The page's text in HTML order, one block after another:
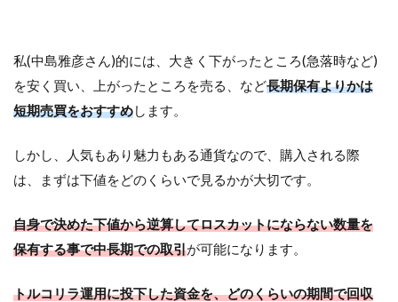
私(中島雅彦さん)的には、大きく下がったところ(急落時など)
を安く買い、上がったところを売る、など長期保有よりかは
短期売買をおすすめします。
しかし、人気もあり魅力もある通貨なので、購入される際
は、まずは下値をどのくらいで見るかが大切です。
自身で決めた下値から逆算してロスカットにならない数量を
保有する事で中長期での取引が可能になります。
トルコリラ運用に投下した資金を、どのくらいの期間で回収